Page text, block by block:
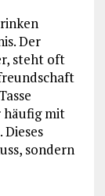
Der
steht oft
häufig mit
sondern